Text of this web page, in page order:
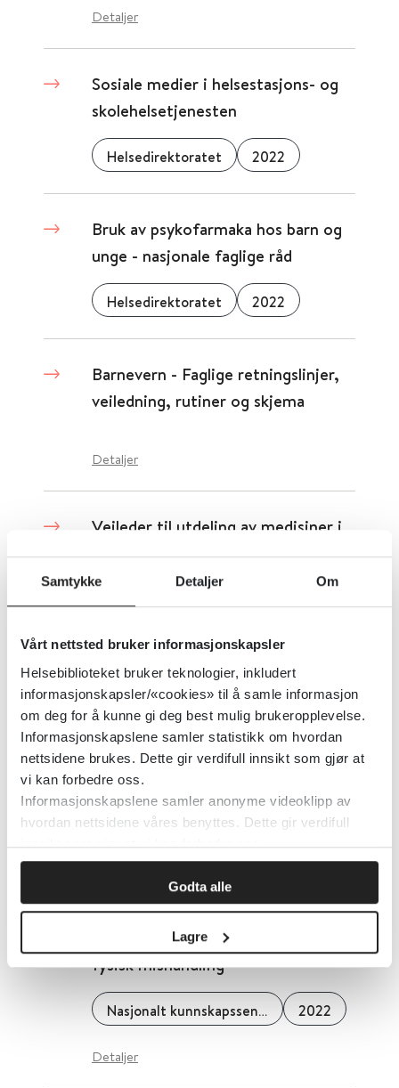
Samtykke Detaljer Om
Vårt nettsted bruker informasjonskapsler
Helsebiblioteket bruker teknologier, inkludert
informasjonskapsler/«cookies» til å samle informasjon
om deg for å kunne gi deg best mulig brukeropplevelse.
Informasjonskapslene samler statistikk om hvordan
nettsidene brukes. Dette gir verdifull innsikt som gjør at
vi kan forbedre oss.
Informasjonskapslene samler anonyme videoklipp av
hvordan nettsidene våres benyttes. Dette gir verdifull
innsikt som gjør at vi kan forbedre oss.
Godta alle
Lagre
Detaljer
Sosiale medier i helsestasjons- og
skolehelsetjenesten
Helsedirektoratet 2022
Bruk av psykofarmaka hos barn og
unge - nasjonale faglige råd
Helsedirektoratet 2022
Barnevern - Faglige retningslinjer,
veiledning, rutiner og skjema
Detaljer
Veileder til utdeling av medisiner i
barnehage, skole og SFO
Detaljer
ADHD/Hyperkinetisk forstyrrelse
– Nasjonal faglig retningslinje for
utredning, behandling og
oppfølging
Barnemishandling - Veileder for
helsepersonell ved mistanke om
fysisk mishandling
Nasjonalt kunnskapssenter om vold og traumatisk stress (NKVTS) 2022
Detaljer